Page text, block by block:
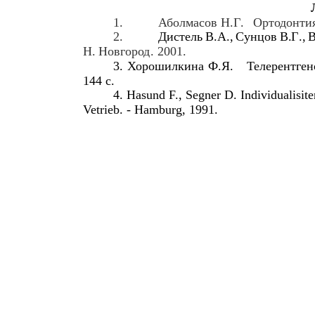
1.
Аболмасов Н.Г.
2.
Дистель В.А., Сунцов В.Г.,
Н. Новгород. 2001.
3. Хорошилкина Ф.Я.
144 с.
4. Hasund F., Segner D.
Vetrieb. - Hamburg, 1991.